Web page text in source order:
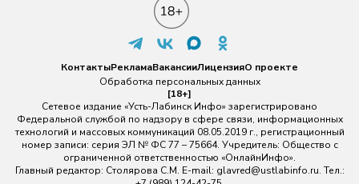
КонтактыРекламаВакансииЛицензияО проекте
Обработка персональных данных
[18+]
Сетевое издание «Усть-Лабинск Инфо» зарегистрировано
Федеральной службой по надзору в сфере связи, информационных
технологий и массовых коммуникаций 08.05.2019 г., регистрационный
номер записи: серия ЭЛ № ФС 77 – 75664. Учредитель: Общество с
ограниченной ответственностью «ОнлайнИнфо».
Главный редактор: Столярова С.М. E-mail: glavred@ustlabinfo.ru. Тел.: